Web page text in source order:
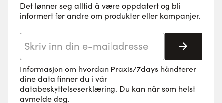
Det lønner seg alltid å være oppdatert og bli
informert før andre om produkter eller kampanjer.
Informasjon om hvordan Praxis/7days håndterer
dine data finner du i vår
databeskyttelseserklæring. Du kan når som helst
avmelde deg.